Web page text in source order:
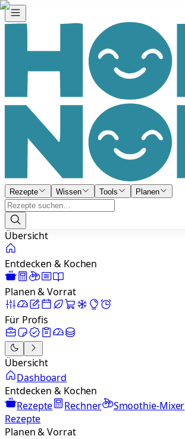
Rezepte Wissen Tools Planen
Übersicht
Entdecken & Kochen
Planen & Vorrat
Für Profis
Übersicht
Dashboard
Entdecken & Kochen
Rezepte
Rechner Smoothie-Mixer
Rezepte
Planen & Vorrat